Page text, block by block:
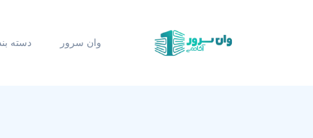
وان سرور دسته